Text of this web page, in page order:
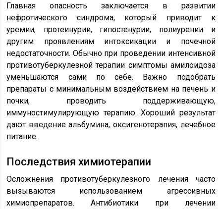
Главная опасность заключается в развитии
нефротического синдрома, который приводит к
уремии, протеинурии, гипостенурии, полиурении и
другим проявлениям интоксикации и почечной
недостаточности. Обычно при проведении интенсивной
противотуберкулезной терапии симптомы амилоидоза
уменьшаются сами по себе. Важно подобрать
препараты с минимальным воздействием на печень и
почки, проводить поддерживающую,
иммуностимулирующую терапию. Хороший результат
дают введение альбумина, оксигенотерапия, лечебное
питание.
Последствия химиотерапии
Осложнения противотуберкулезного лечения часто
вызываются использованием агрессивных
химиопрепаратов. Антибиотики при лечении